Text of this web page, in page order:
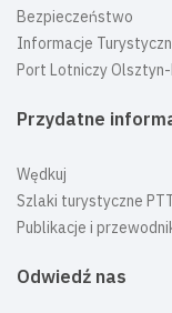
Bezpieczeństwo
Informacje
Port Lotniczy
Przydatne
Wędkuj
Szlaki turystyczne
Publikacje i
Odwiedź nas